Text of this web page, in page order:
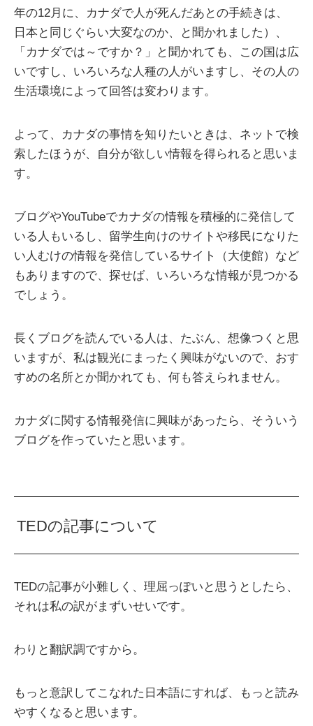
年の12月に、カナダで人が死んだあとの手続きは、
日本と同じぐらい大変なのか、と聞かれました）、
「カナダでは～ですか？」と聞かれても、この国は広
いですし、いろいろな人種の人がいますし、その人の
生活環境によって回答は変わります。
よって、カナダの事情を知りたいときは、ネットで検
索したほうが、自分が欲しい情報を得られると思いま
す。
ブログやYouTubeでカナダの情報を積極的に発信して
いる人もいるし、留学生向けのサイトや移民になりた
い人むけの情報を発信しているサイト（大使館）など
もありますので、探せば、いろいろな情報が見つかる
でしょう。
長くブログを読んでいる人は、たぶん、想像つくと思
いますが、私は観光にまったく興味がないので、おす
すめの名所とか聞かれても、何も答えられません。
カナダに関する情報発信に興味があったら、そういう
ブログを作っていたと思います。
TEDの記事について
TEDの記事が小難しく、理屈っぽいと思うとしたら、
それは私の訳がまずいせいです。
わりと翻訳調ですから。
もっと意訳してこなれた日本語にすれば、もっと読み
やすくなると思います。